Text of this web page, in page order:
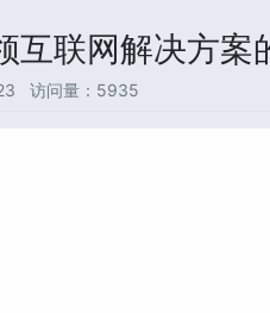
互联网解决方案
访问量：5935